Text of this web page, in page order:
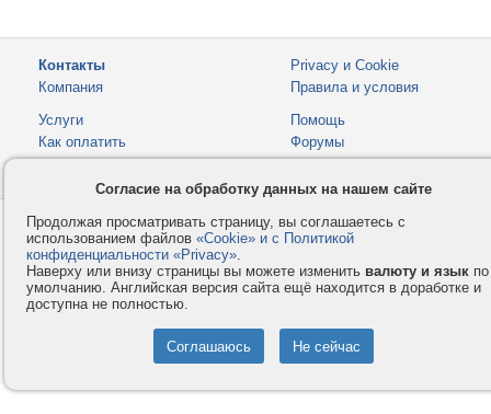
Контакты
Компания
Privacy и Cookie
Правила и условия
Услуги
Как оплатить
Помощь
Форумы
Согласие на обработку данных на нашем сайте
Продолжая просматривать страницу, вы соглашаетесь с
использованием файлов «Cookie» и с Политикой
конфиденциальности «Privacy».
Наверху или внизу страницы вы можете изменить валюту и язык по
умолчанию. Английская версия сайта ещё находится в доработке и
доступна не полностью.